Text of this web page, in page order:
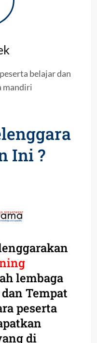
belajar dan
mandiri
Ini ?
lembaga
Tempat
peserta
di